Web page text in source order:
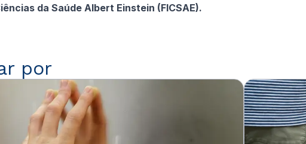
da Saúde Albert Einstein (FICSAE).
por